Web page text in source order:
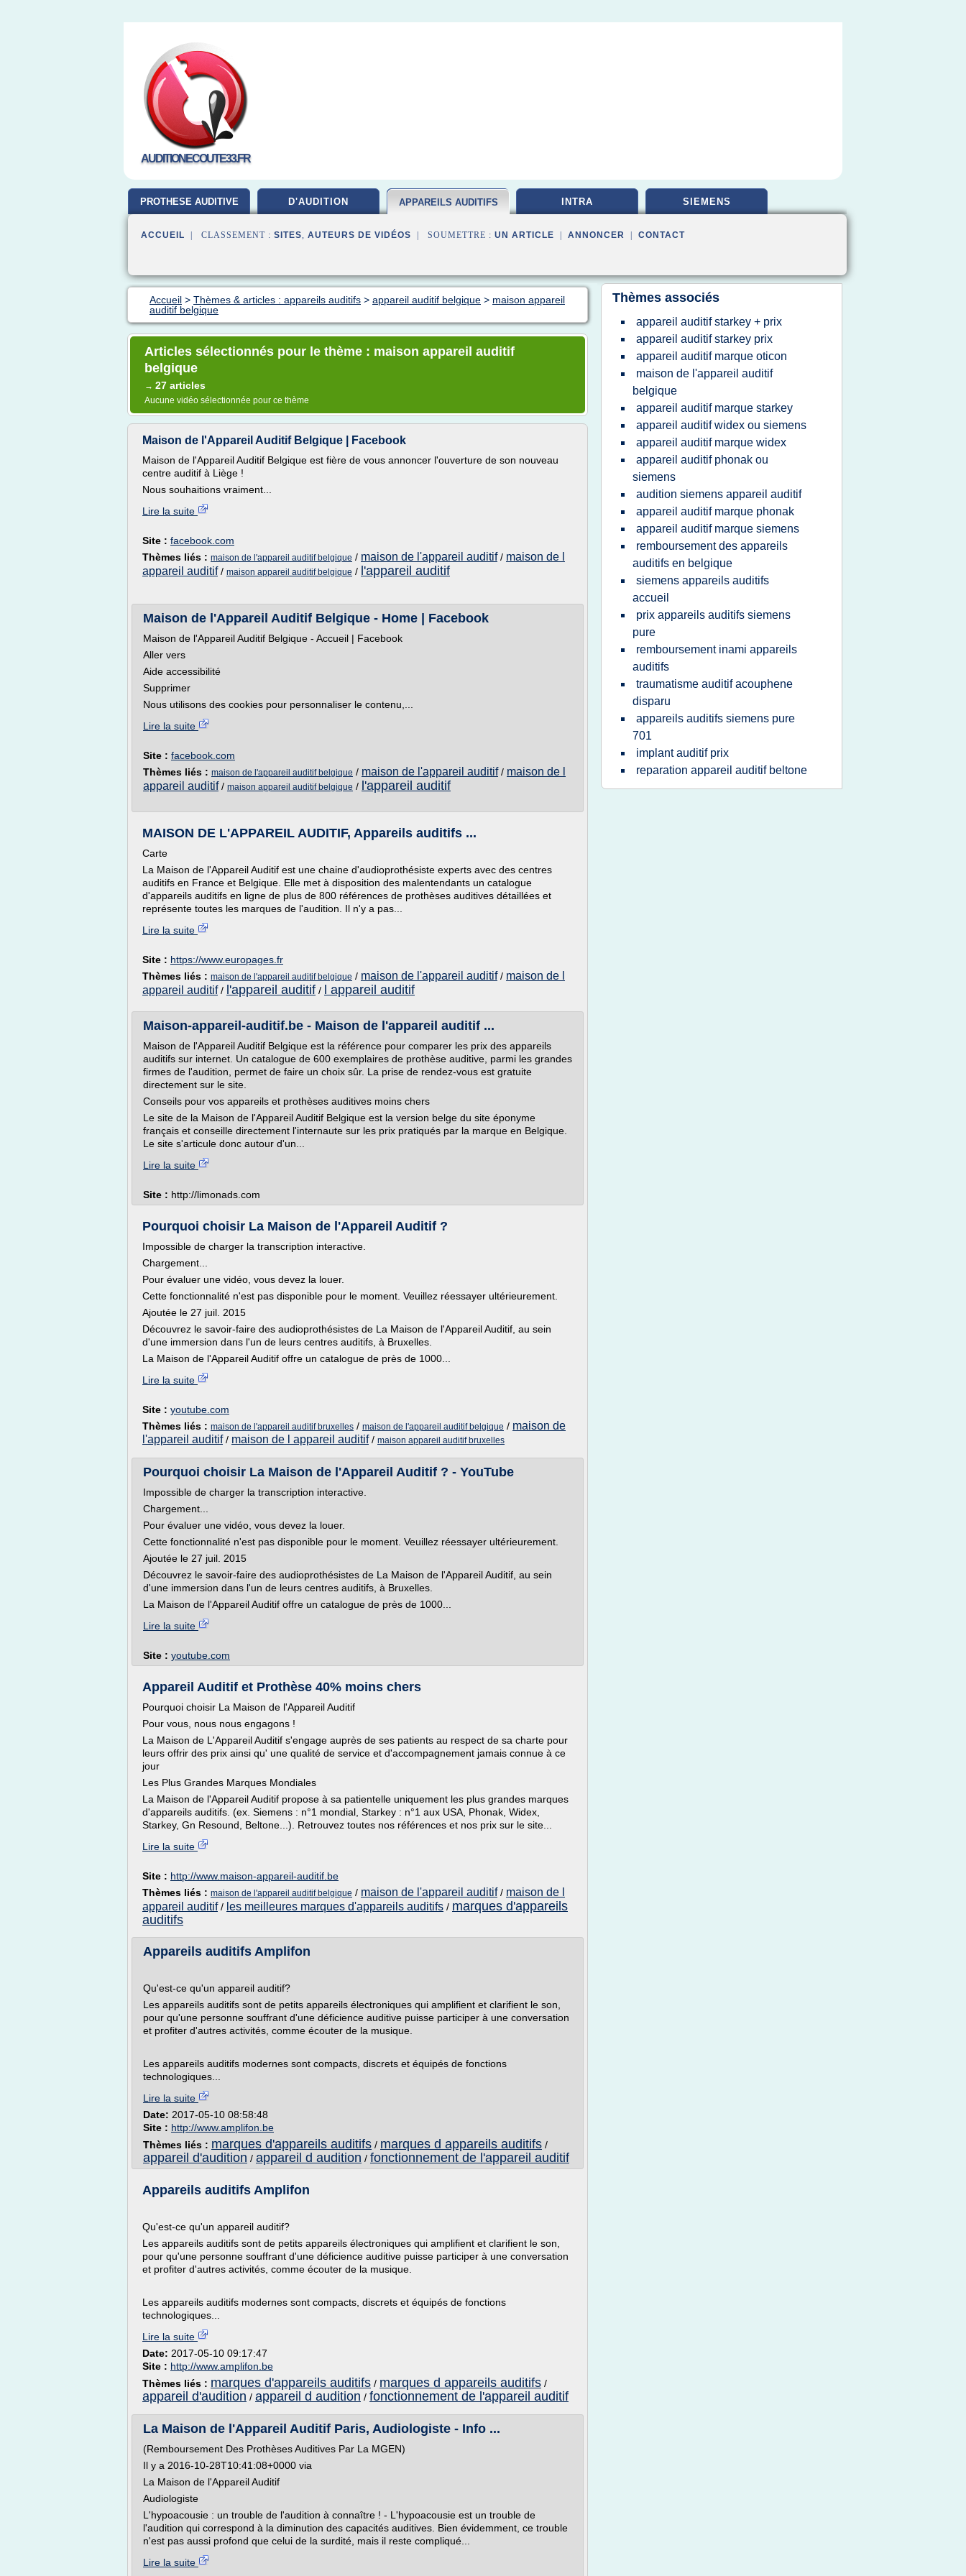
AUDITIONECOUTE33.FR
PROTHESE AUDITIVE D'AUDITION APPAREILS AUDITIFS INTRA SIEMENS
ACCUEIL | CLASSEMENT : SITES, AUTEURS DE VIDÉOS | SOUMETTRE : UN ARTICLE ANNONCER CONTACT
Accueil > Thèmes & articles : appareils auditifs > appareil auditif belgique > maison appareil
auditif belgique
Articles sélectionnés pour le thème : maison appareil auditif
belgique
→ 27 articles
Aucune vidéo sélectionnée pour ce thème
Maison de l'Appareil Auditif Belgique | Facebook
Maison de l'Appareil Auditif Belgique est fière de vous annoncer l'ouverture de son nouveau
centre auditif à Liège !
Nous souhaitions vraiment...
Lire la suite
Site : facebook.com
Thèmes liés : maison de l'appareil auditif belgique / maison de l'appareil auditif/ maison de l
appareil auditif/ maison appareil auditif belgique / l'appareil auditif
Maison de l'Appareil Auditif Belgique - Home | Facebook
Maison de l'Appareil Auditif Belgique - Accueil | Facebook
Aller vers
Aide accessibilité
Supprimer
Nous utilisons des cookies pour personnaliser le contenu,...
Lire la suite
Site : facebook.com
Thèmes liés : maison de l'appareil auditif belgique / maison de l'appareil auditif/ maison de l
appareil auditif/ maison appareil auditif belgique / l'appareil auditif
MAISON DE L'APPAREIL AUDITIF, Appareils auditifs ...
Carte
La Maison de l'Appareil Auditif est une chaine d'audioprothésiste experts avec des centres
auditifs en France et Belgique. Elle met à disposition des malentendants un catalogue
d'appareils auditifs en ligne de plus de 800 références de prothèses auditives détaillées et
représente toutes les marques de l'audition. Il n'y a pas...
Lire la suite
Site : https://www.europages.fr
Thèmes liés : maison de l'appareil auditif belgique / maison de l'appareil auditif/ maison de l
appareil auditif/ l'appareil auditif / l appareil auditif
Maison-appareil-auditif.be - Maison de l'appareil auditif ...
Maison de l'Appareil Auditif Belgique est la référence pour comparer les prix des appareils
auditifs sur internet. Un catalogue de 600 exemplaires de prothèse auditive, parmi les grandes
firmes de l'audition, permet de faire un choix sûr. La prise de rendez-vous est gratuite
directement sur le site.
Conseils pour vos appareils et prothèses auditives moins chers
Le site de la Maison de l'Appareil Auditif Belgique est la version belge du site éponyme
français et conseille directement l'internaute sur les prix pratiqués par la marque en Belgique.
Le site s'articule donc autour d'un...
Lire la suite
Site : http://limonads.com
Pourquoi choisir La Maison de l'Appareil Auditif ?
Impossible de charger la transcription interactive.
Chargement...
Pour évaluer une vidéo, vous devez la louer.
Cette fonctionnalité n'est pas disponible pour le moment. Veuillez réessayer ultérieurement.
Ajoutée le 27 juil. 2015
Découvrez le savoir-faire des audioprothésistes de La Maison de l'Appareil Auditif, au sein
d'une immersion dans l'un de leurs centres auditifs, à Bruxelles.
La Maison de l'Appareil Auditif offre un catalogue de près de 1000...
Lire la suite
Site : youtube.com
Thèmes liés : maison de l'appareil auditif bruxelles / maison de l'appareil auditif belgique / maison de
l'appareil auditif/ maison de l appareil auditif/ maison appareil auditif bruxelles
Pourquoi choisir La Maison de l'Appareil Auditif ? - YouTube
Impossible de charger la transcription interactive.
Chargement...
Pour évaluer une vidéo, vous devez la louer.
Cette fonctionnalité n'est pas disponible pour le moment. Veuillez réessayer ultérieurement.
Ajoutée le 27 juil. 2015
Découvrez le savoir-faire des audioprothésistes de La Maison de l'Appareil Auditif, au sein
d'une immersion dans l'un de leurs centres auditifs, à Bruxelles.
La Maison de l'Appareil Auditif offre un catalogue de près de 1000...
Lire la suite
Site : youtube.com
Appareil Auditif et Prothèse 40% moins chers
Pourquoi choisir La Maison de l'Appareil Auditif
Pour vous, nous nous engagons !
La Maison de L'Appareil Auditif s'engage auprès de ses patients au respect de sa charte pour
leurs offrir des prix ainsi qu' une qualité de service et d'accompagnement jamais connue à ce
jour
Les Plus Grandes Marques Mondiales
La Maison de l'Appareil Auditif propose à sa patientelle uniquement les plus grandes marques
d'appareils auditifs. (ex. Siemens : n°1 mondial, Starkey : n°1 aux USA, Phonak, Widex,
Starkey, Gn Resound, Beltone...). Retrouvez toutes nos références et nos prix sur le site...
Lire la suite
Site : http://www.maison-appareil-auditif.be
Thèmes liés : maison de l'appareil auditif belgique / maison de l'appareil auditif/ maison de l
appareil auditif/ les meilleures marques d'appareils auditifs / marques d'appareils
auditifs
Appareils auditifs Amplifon
Qu'est-ce qu'un appareil auditif?
Les appareils auditifs sont de petits appareils électroniques qui amplifient et clarifient le son,
pour qu'une personne souffrant d'une déficience auditive puisse participer à une conversation
et profiter d'autres activités, comme écouter de la musique.
Les appareils auditifs modernes sont compacts, discrets et équipés de fonctions
technologiques...
Lire la suite
Date: 2017-05-10 08:58:48
Site : http://www.amplifon.be
Thèmes liés : marques d'appareils auditifs / marques d appareils auditifs /
appareil d'audition / appareil d audition / fonctionnement de l'appareil auditif
Appareils auditifs Amplifon
Qu'est-ce qu'un appareil auditif?
Les appareils auditifs sont de petits appareils électroniques qui amplifient et clarifient le son,
pour qu'une personne souffrant d'une déficience auditive puisse participer à une conversation
et profiter d'autres activités, comme écouter de la musique.
Les appareils auditifs modernes sont compacts, discrets et équipés de fonctions
technologiques...
Lire la suite
Date: 2017-05-10 09:17:47
Site : http://www.amplifon.be
Thèmes liés : marques d'appareils auditifs / marques d appareils auditifs /
appareil d'audition / appareil d audition / fonctionnement de l'appareil auditif
La Maison de l'Appareil Auditif Paris, Audiologiste - Info ...
(Remboursement Des Prothèses Auditives Par La MGEN)
Il y a 2016-10-28T10:41:08+0000 via
La Maison de l'Appareil Auditif
Audiologiste
L'hypoacousie : un trouble de l'audition à connaître ! - L'hypoacousie est un trouble de
l'audition qui correspond à la diminution des capacités auditives. Bien évidemment, ce trouble
n'est pas aussi profond que celui de la surdité, mais il reste compliqué...
Lire la suite
Thèmes associés
appareil auditif starkey + prix
appareil auditif starkey prix
appareil auditif marque oticon
maison de l'appareil auditif
belgique
appareil auditif marque starkey
appareil auditif widex ou siemens
appareil auditif marque widex
appareil auditif phonak ou
siemens
audition siemens appareil auditif
appareil auditif marque phonak
appareil auditif marque siemens
remboursement des appareils
auditifs en belgique
siemens appareils auditifs
accueil
prix appareils auditifs siemens
pure
remboursement inami appareils
auditifs
traumatisme auditif acouphene
disparu
appareils auditifs siemens pure
701
implant auditif prix
reparation appareil auditif beltone